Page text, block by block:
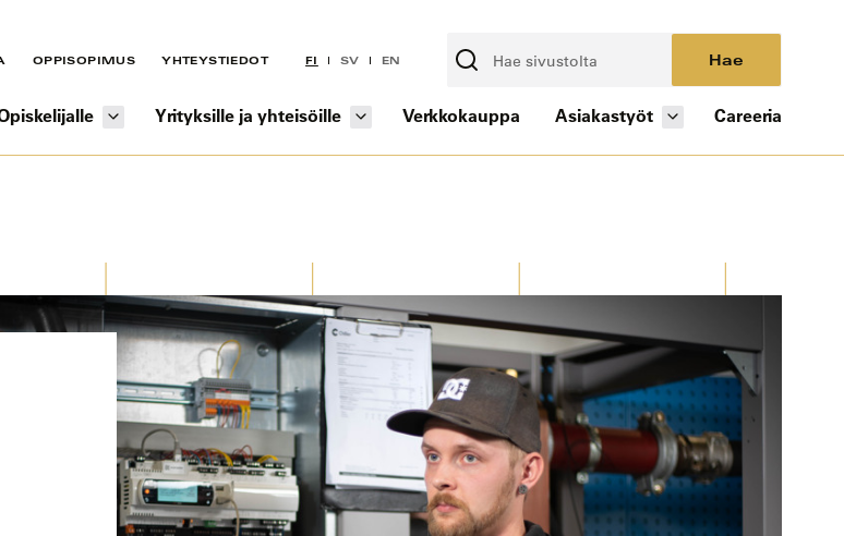
OPPISOPIMUS YHTEYSTIEDOT FI SV EN Hae
Yrityksille ja yhteisöille Verkkokauppa Asiakastyöt Careeria